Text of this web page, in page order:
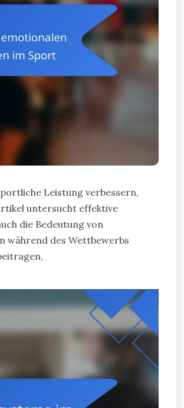
Leistung verbessern,
untersucht effektive
die Bedeutung von
während des Wettbewerbs